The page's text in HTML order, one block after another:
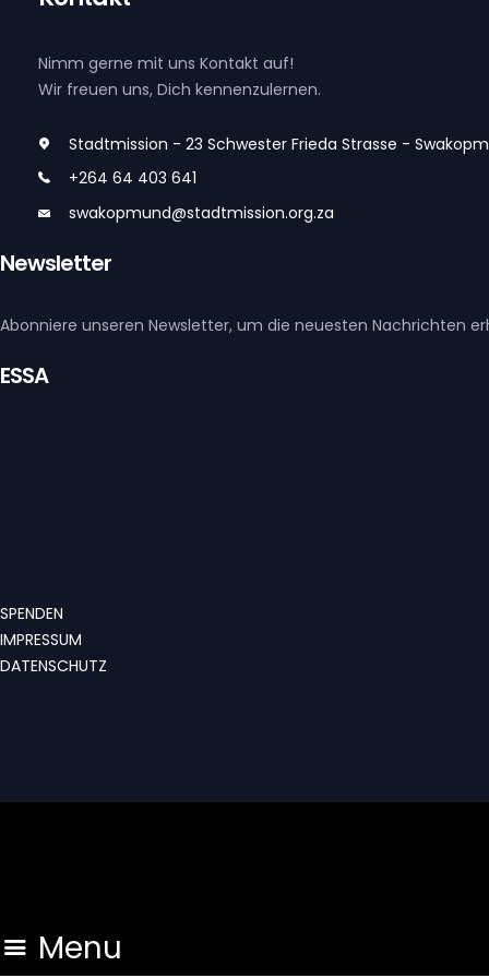
Nimm gerne mit uns Kontakt auf!
Wir freuen uns, Dich kennenzulernen.
Stadtmission - 23 Schwester Frieda Strasse -
+264 64 403 641
swakopmund@stadtmission.org.za
Newsletter
Abonniere unseren Newsletter, um die neuesten Nachrichten
ESSA
SPENDEN
IMPRESSUM
DATENSCHUTZ
Menu